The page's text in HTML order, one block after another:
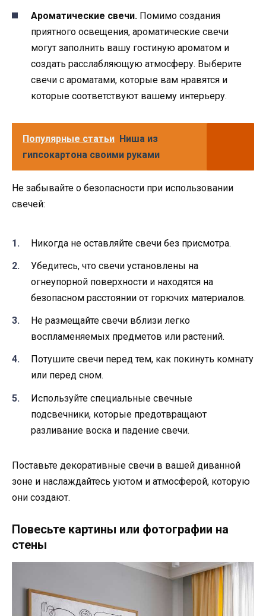
Ароматические свечи. Помимо создания
приятного освещения, ароматические свечи
могут заполнить вашу гостиную ароматом и
создать расслабляющую атмосферу. Выберите
свечи с ароматами, которые вам нравятся и
которые соответствуют вашему интерьеру.
Популярные статьи Ниша из
гипсокартона своими руками
Не забывайте о безопасности при использовании
свечей:
Никогда не оставляйте свечи без присмотра.
Убедитесь, что свечи установлены на
огнеупорной поверхности и находятся на
безопасном расстоянии от горючих материалов.
Не размещайте свечи вблизи легко
воспламеняемых предметов или растений.
Потушите свечи перед тем, как покинуть комнату
или перед сном.
Используйте специальные свечные
подсвечники, которые предотвращают
разливание воска и падение свечи.
Поставьте декоративные свечи в вашей диванной
зоне и наслаждайтесь уютом и атмосферой, которую
они создают.
Повесьте картины или фотографии на
стены